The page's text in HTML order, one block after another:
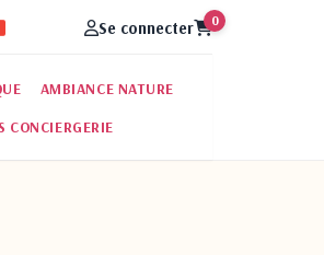
Se connecter 0
AMBIANCE NATURE
CONCIERGERIE